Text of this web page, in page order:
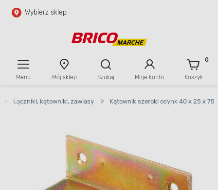
Przejdź do głównej zawartości
Wybierz sklep
Menu Mój sklep Szukaj Moje konto Koszyk
0
> Łączniki, kątowniki, zawiasy > Kątownik szeroki ocynk 40 x 25 x 75